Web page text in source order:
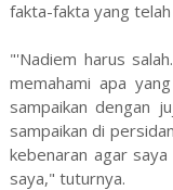
fakta-fakta yang
"'Nadiem harus
memahami apa
sampaikan dengan
sampaikan di
kebenaran agar
saya," tuturnya.